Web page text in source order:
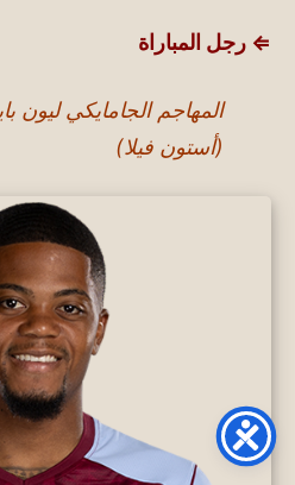
⇐ رجل المباراة
(أستون فيلا)